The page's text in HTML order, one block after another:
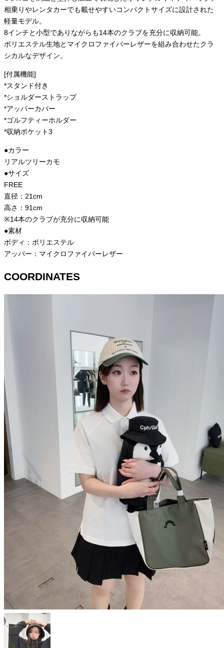
相乗りやレンタカーでも載せやすいコンパクトサイズに設計された
軽量モデル。
8インチと小型でありながらも14本のクラブを充分に収納可能。
ポリエステル生地とマイクロファイバーレザーを組み合わせたクラ
シカルなデザイン。
[付属機能]
*スタンド付き
*ショルダーストラップ
*アッパーカバー
*ゴルフティーホルダー
*収納ポケット3
●カラー
リアルツリーカモ
●サイズ
FREE
直径：21cm
高さ：91cm
※14本のクラブが充分に収納可能
●素材
ボディ：ポリエステル
アッパー：マイクロファイバーレザー
COORDINATES